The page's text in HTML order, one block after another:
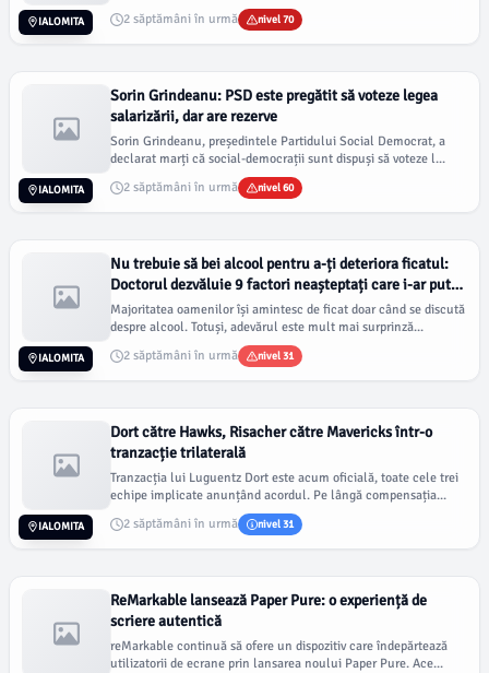
2 săptămâni în urmă
nivel 70
IALOMITA
Sorin Grindeanu: PSD este pregătit să voteze legea
salarizării, dar are rezerve
Sorin Grindeanu, președintele Partidului Social Democrat, a
declarat marți că social-democrații sunt dispuși să voteze l...
2 săptămâni în urmă
nivel 60
IALOMITA
Nu trebuie să bei alcool pentru a-ți deteriora ficatul:
Doctorul dezvăluie 9 factori neașteptați care i-ar putea
pune sănătatea în pericol
Majoritatea oamenilor își amintesc de ficat doar când se discută
despre alcool. Totuși, adevărul este mult mai surprinză...
2 săptămâni în urmă
nivel 31
IALOMITA
Dort către Hawks, Risacher către Mavericks într-o
tranzacție trilaterală
Tranzacția lui Luguentz Dort este acum oficială, toate cele trei
echipe implicate anunțând acordul. Pe lângă compensația...
2 săptămâni în urmă
nivel 31
IALOMITA
ReMarkable lansează Paper Pure: o experiență de
scriere autentică
reMarkable continuă să ofere un dispozitiv care îndepărtează
utilizatorii de ecrane prin lansarea noului Paper Pure. Ace...